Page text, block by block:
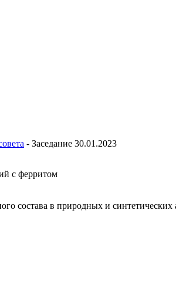
- Заседание 30.01.2023
с ферритом
состава в природных и